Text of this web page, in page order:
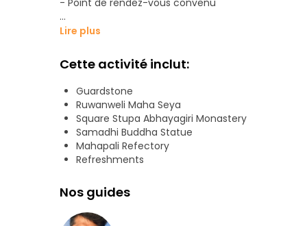
- Point de rendez-vous convenu
Vous bénéficierez d’une brève présentation de
Vous découvrirez en détail le Sri Lanka antique et
en son genre, sans équivalent à ce jour dans le
Nous explorerons ces sites touristiques, dans
Monastère forestier de Vessagiriya
Le réservoir de Tissa Wewa
L'arbre Shri Maha Bodhi (arbre sacré du Bodhi)
Le stupa de Ruwanweliseya
La maison des images de Gedige
Lire plus
Cette activité inclut:
Guardstone
Ruwanweli Maha Seya
Square Stupa Abhayagiri Monastery
Samadhi Buddha Statue
Mahapali Refectory
Refreshments
Nos guides